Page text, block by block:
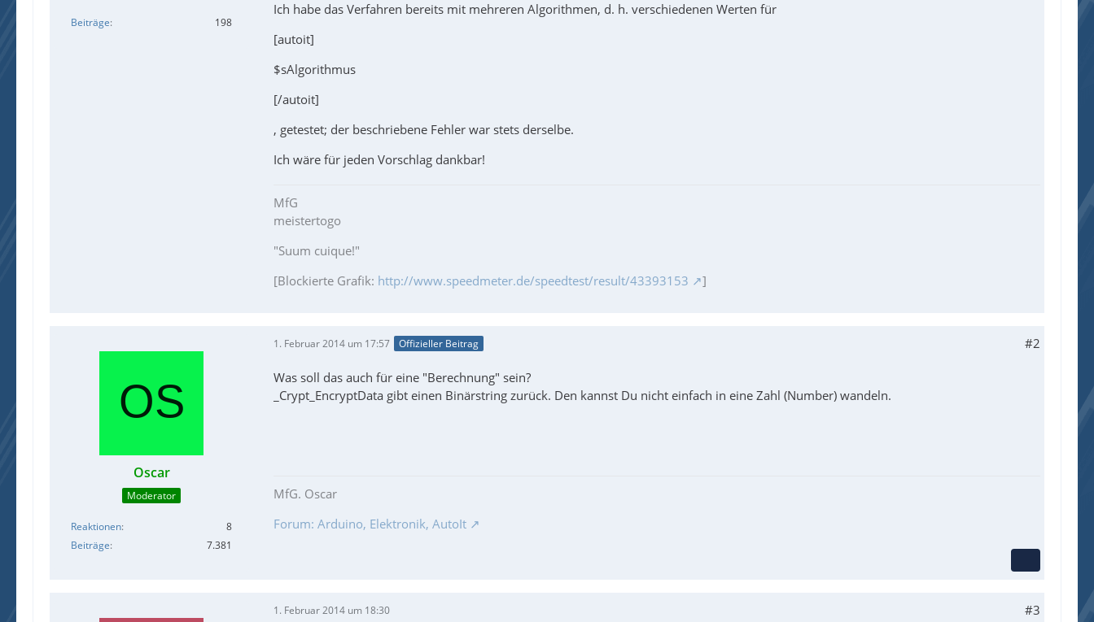
Beiträge 198
Ich habe das Verfahren bereits mit mehreren Algorithmen, d. h. verschiedenen Werten für
[autoit]
$sAlgorithmus
[/autoit]
, getestet; der beschriebene Fehler war stets derselbe.
Ich wäre für jeden Vorschlag dankbar!
MfG
meistertogo
"Suum cuique!"
[Blockierte Grafik: http://www.speedmeter.de/speedtest/result/43393153 ]
Oscar
Moderator
Reaktionen
8
Beiträge
7.381
1. Februar 2014 um 17:57 Offizieller Beitrag #2
Was soll das auch für eine "Berechnung" sein?
_Crypt_EncryptData gibt einen Binärstring zurück. Den kannst Du nicht einfach in eine Zahl (Number) wandeln.
MfG. Oscar
Forum: Arduino, Elektronik, AutoIt
1. Februar 2014 um 18:30 #3